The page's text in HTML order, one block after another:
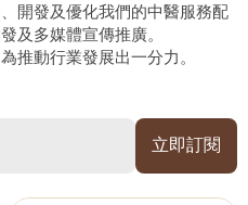
開發及優化我們的中醫服務配
及多媒體宣傳推廣。
推動行業發展出一分力。